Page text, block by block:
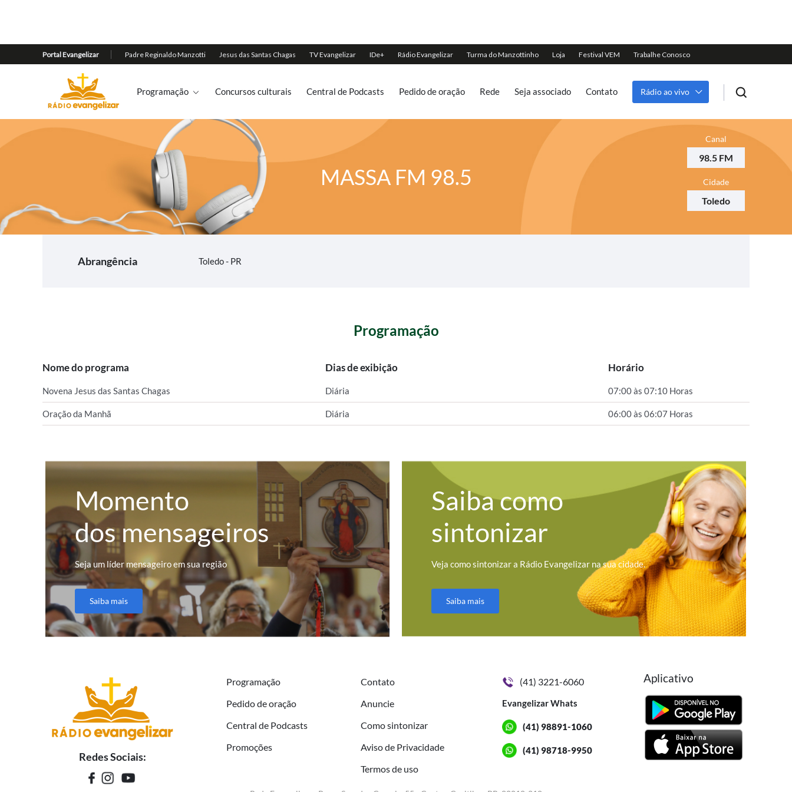
Programação Concursos culturais Central de Podcasts Pedido de oração Rede Seja associado Contato Rádio ao vivo
MASSA FM 98.5
Canal
98.5 FM
Cidade
Toledo
Abrangência Toledo - PR
Programação
Nome do programa Dias de exibição Horário
Novena Jesus das Santas Chagas Diária 07:00 às 07:10 Horas
Oração da Manhã Diária 06:00 às 06:07 Horas
Momento
dos mensageiros
Seja um líder mensageiro em sua região
Saiba mais
Saiba como
sintonizar
Veja como sintonizar a Rádio Evangelizar na sua cidade.
Saiba mais
Redes Sociais:
Programação
Pedido de oração
Central de Podcasts
Promoções
Contato
Anuncie
Como sintonizar
Aviso de Privacidade
Termos de uso
(41) 3221-6060
Evangelizar Whats
(41) 98891-1060
(41) 98718-9950
Aplicativo